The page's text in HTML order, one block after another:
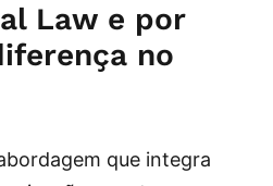
Law e por
no
que integra